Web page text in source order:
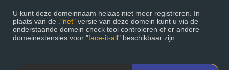
U kunt deze domeinnaam helaas niet meer registreren. In
plaats van de ."net" versie van deze domein kunt u via de
onderstaande domein check tool controleren of er andere
domeinextensies voor "face-it-all" beschikbaar zijn.